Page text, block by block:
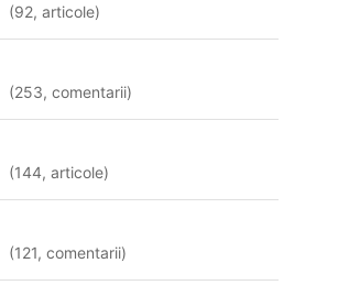
(92,articole)
(253,comentarii)
(144,articole)
(121,comentarii)